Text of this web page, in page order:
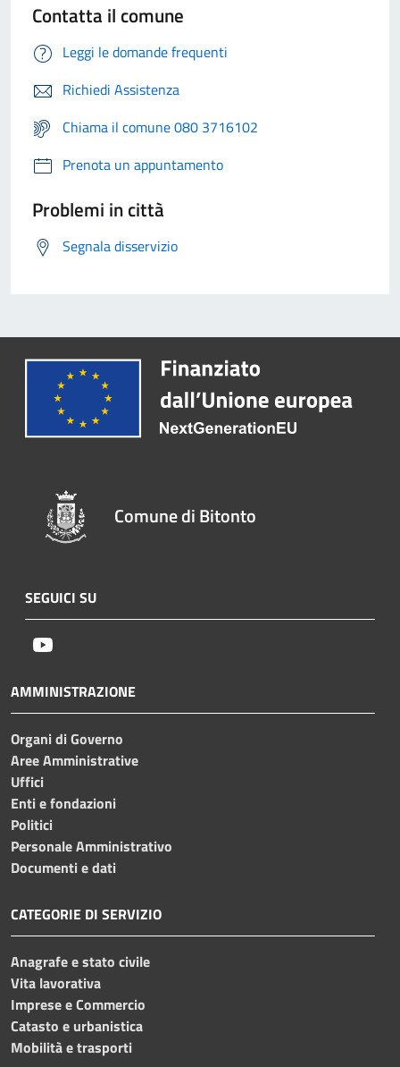
Contatta il comune
Leggi le domande frequenti
Richiedi Assistenza
Chiama il comune 080 3716102
Prenota un appuntamento
Problemi in città
Segnala disservizio
Comune di Bitonto
SEGUICI SU
AMMINISTRAZIONE
Organi di Governo
Aree Amministrative
Uffici
Enti e fondazioni
Politici
Personale Amministrativo
Documenti e dati
CATEGORIE DI SERVIZIO
Anagrafe e stato civile
Vita lavorativa
Imprese e Commercio
Catasto e urbanistica
Mobilità e trasporti